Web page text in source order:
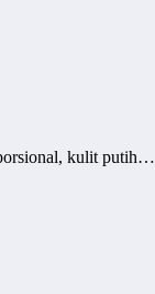
kulit putih…